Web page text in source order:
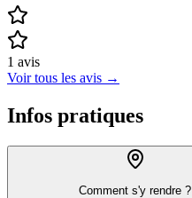
1 avis
Voir tous les avis →
Infos pratiques
Comment s'y rendre ?